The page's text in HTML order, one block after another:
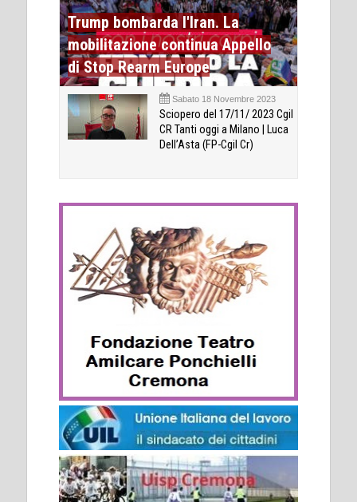
Trump bombarda l'Iran. La
mobilitazione continua Appello
di Stop Rearm Europe
Sabato 18 Novembre 2023
Sciopero del 17/11/ 2023 Cgil
CR Tanti oggi a Milano | Luca
Dell’Asta (FP-Cgil Cr)